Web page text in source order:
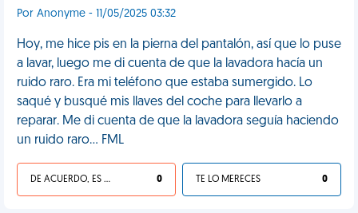
Por Anonyme - 11/05/2025 03:32
Hoy, me hice pis en la pierna del pantalón, así que lo puse
a lavar, luego me di cuenta de que la lavadora hacía un
ruido raro. Era mi teléfono que estaba sumergido. Lo
saqué y busqué mis llaves del coche para llevarlo a
reparar. Me di cuenta de que la lavadora seguía haciendo
un ruido raro... FML
DE ACUERDO, ES UNA VIDA HP 0 TE LO MERECES 0